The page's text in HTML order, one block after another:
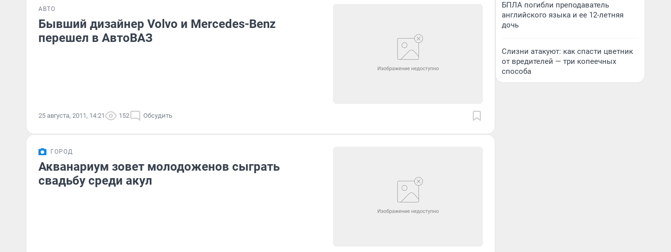
АВТО
Бывший дизайнер Volvo и Mercedes-Benz
перешел в АвтоВАЗ
25 августа, 2011, 14:21 152 Обсудить
ГОРОД
Акванариум зовет молодоженов сыграть
свадьбу среди акул
БПЛА погибли преподаватель
английского языка и ее 12-летняя
дочь
Слизни атакуют: как спасти цветник
от вредителей — три копеечных
способа